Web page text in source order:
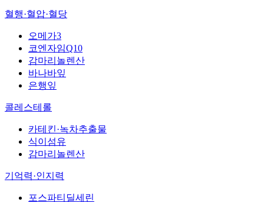
혈행·혈압·혈당
오메가3
코엔자임Q10
감마리놀렌산
바나바잎
은행잎
콜레스테롤
카테킨·녹차추출물
식이섬유
감마리놀렌산
기억력·인지력
포스파티딜세린